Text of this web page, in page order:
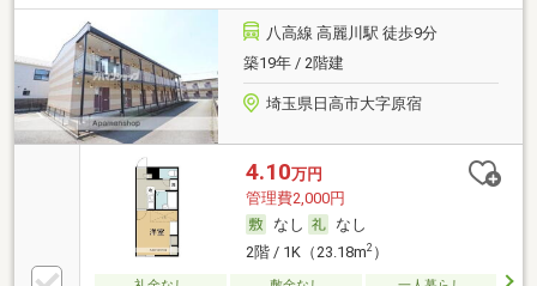
八高線 高麗川駅 徒歩9分
築19年 / 2階建
埼玉県日高市大字原宿
4.10万円
管理費2,000円
なし
なし
2階 / 1K（23.18m2）